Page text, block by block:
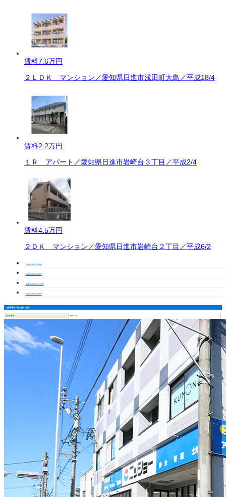
賃料7.6万円
２ＬＤＫ マンション／愛知県日進市浅田町大島／平成18/4
賃料2.2万円
１Ｒ アパート／愛知県日進市岩崎台３丁目／平成2/4
賃料4.5万円
２ＤＫ マンション／愛知県日進市岩崎台２丁目／平成6/2
日進市周辺の物件
日進駅周辺の物件
米野木駅周辺の物件
赤池駅周辺の物件
物件番号・取り扱い支店
物件番号 6650146